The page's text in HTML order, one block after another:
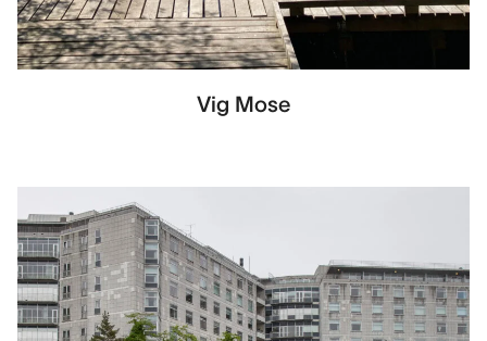
Vig Mose